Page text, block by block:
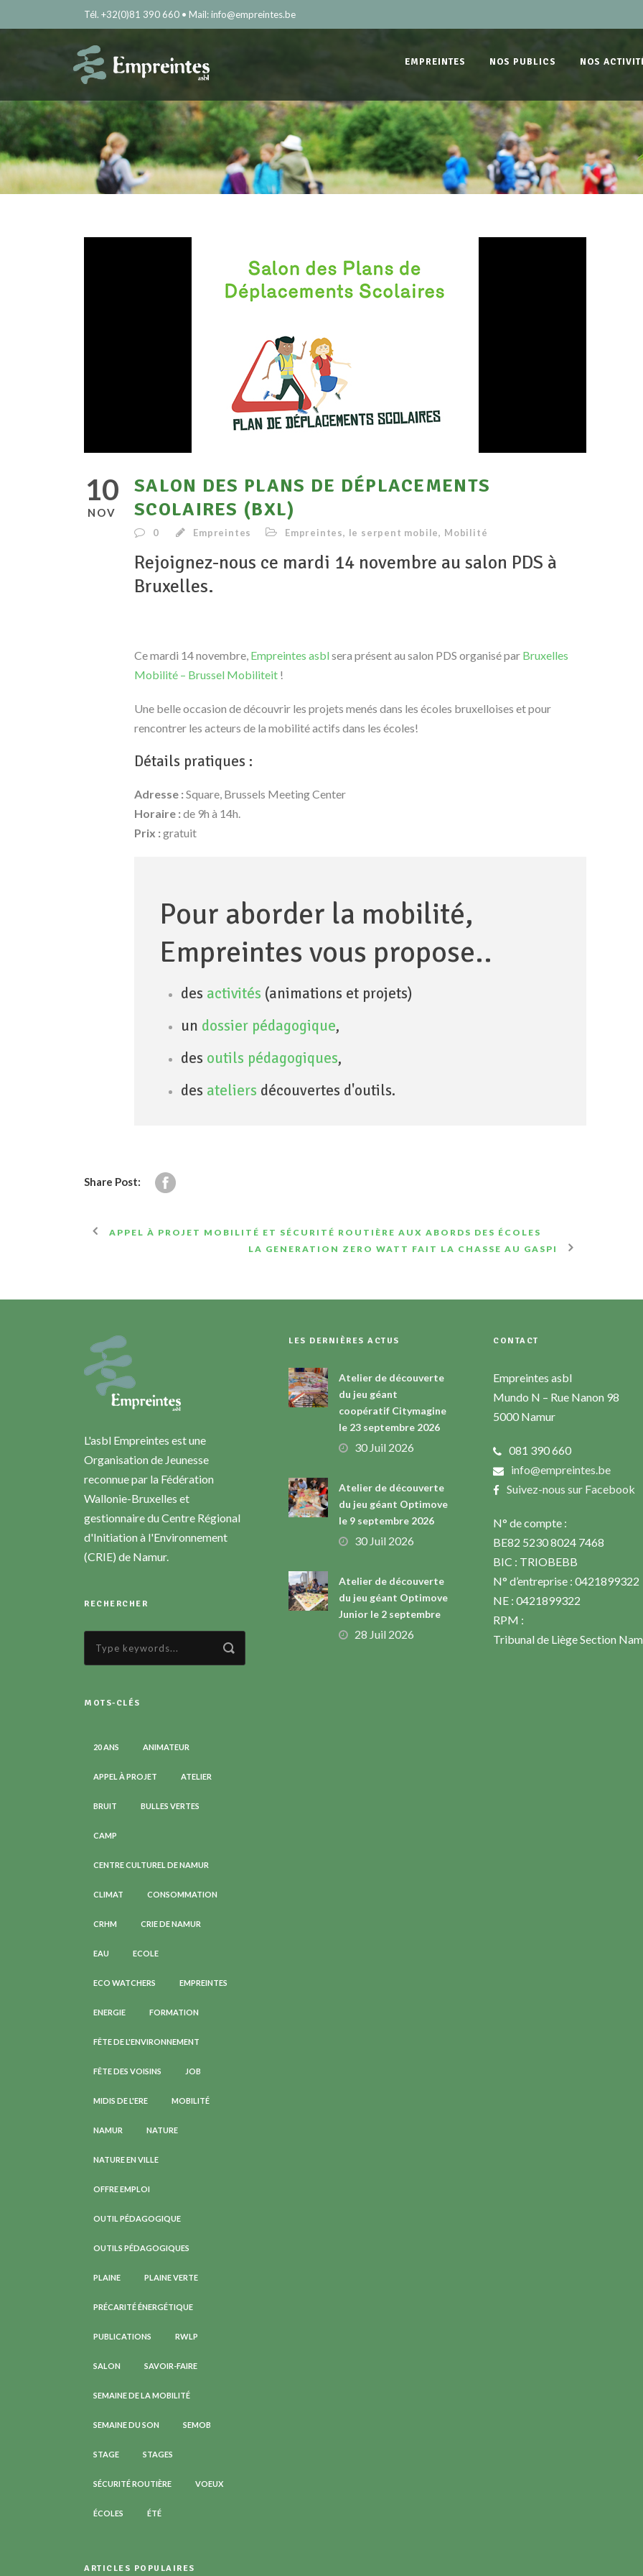
Tél. +32(0)81 390 660 • Mail: info@empreintes.be
EMPREINTES NOS PUBLICS NOS
10
NOV
SALON DES PLANS DE DÉPLACEMENTS
SCOLAIRES (BXL)
0 Empreintes Empreintes, le serpent mobile, Mobilité
Rejoignez-nous ce mardi 14 novembre au salon PDS à
Bruxelles.
Ce mardi 14 novembre, Empreintes asbl sera présent au salon PDS organisé par Bruxelles
Mobilité – Brussel Mobiliteit !
Une belle occasion de découvrir les projets menés dans les écoles bruxelloises et pour
rencontrer les acteurs de la mobilité actifs dans les écoles!
Détails pratiques :
Adresse : Square, Brussels Meeting Center
Horaire : de 9h à 14h.
Prix : gratuit
Pour aborder la mobilité,
Empreintes vous propose..
des activités (animations et projets)
un dossier pédagogique,
des outils pédagogiques,
des ateliers découvertes d'outils.
Share Post:
APPEL À PROJET MOBILITÉ ET SÉCURITÉ ROUTIÈRE AUX ABORDS DES ÉCOLES
LA GENERATION ZERO WATT FAIT LA CHASSE AU GASPI
L'asbl Empreintes est une
Organisation de Jeunesse
reconnue par la Fédération
Wallonie-Bruxelles et
gestionnaire du Centre Régional
d'Initiation à l'Environnement
(CRIE) de Namur.
RECHERCHER
MOTS-CLÉS
20 ANS ANIMATEUR
APPEL À PROJET ATELIER
BRUIT BULLES VERTES
CAMP
CENTRE CULTUREL DE NAMUR
CLIMAT CONSOMMATION
CRHM CRIE DE NAMUR
EAU ECOLE
ECO WATCHERS EMPREINTES
ENERGIE FORMATION
FÊTE DE L'ENVIRONNEMENT
FÊTE DES VOISINS JOB
MIDIS DE L'ERE MOBILITÉ
NAMUR NATURE
NATURE EN VILLE
OFFRE EMPLOI
OUTIL PÉDAGOGIQUE
OUTILS PÉDAGOGIQUES
PLAINE PLAINE VERTE
PRÉCARITÉ ÉNERGÉTIQUE
PUBLICATIONS RWLP
SALON SAVOIR-FAIRE
SEMAINE DE LA MOBILITÉ
SEMAINE DU SON SEMOB
STAGE STAGES
SÉCURITÉ ROUTIÈRE VOEUX
ÉCOLES ÉTÉ
ARTICLES POPULAIRES
LES DERNIÈRES ACTUS
Atelier de découverte
du jeu géant
coopératif Citymagine
le 23 septembre 2026
30 Juil 2026
Atelier de découverte
du jeu géant Optimove
le 9 septembre 2026
30 Juil 2026
Atelier de découverte
du jeu géant Optimove
Junior le 2 septembre
28 Juil 2026
CONTACT
Empreintes asbl
Mundo N – Rue Nanon 98
5000 Namur
081 390 660
info@empreintes.be
Suivez-nous sur Facebook
N° de compte :
BE82 5230 8024 7468
BIC : TRIOBEBB
N° d’entreprise : 0421899322
NE : 0421899322
RPM :
Tribunal de Liège Section